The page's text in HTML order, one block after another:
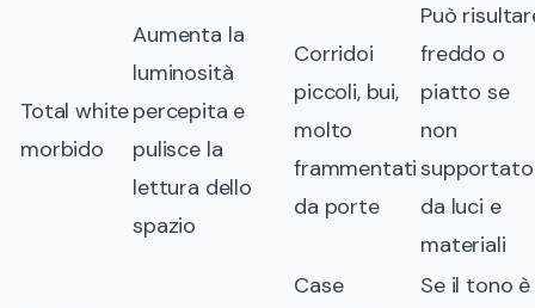
Total white
morbido
Aumenta la
luminosità
percepita e
pulisce la
lettura dello
spazio
Corridoi
piccoli, bui,
molto
frammentati
da porte
Può
freddo o
piatto se
non
supportato
da luci e
materiali
Case
Se il tono è